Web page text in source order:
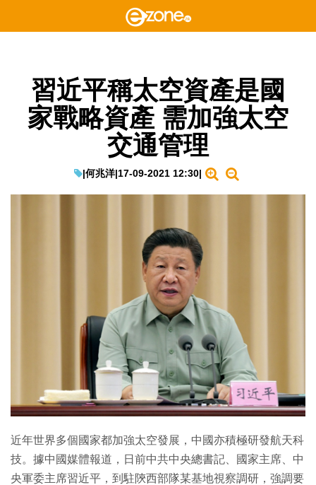
習近平稱太空資產是國
家戰略資產 需加強太空
交通管理
|何兆洋|17-09-2021 12:30|
近年世界多個國家都加強太空發展，中國亦積極研發航天科
技。據中國媒體報道，日前中共中央總書記、國家主席、中
央軍委主席習近平，到駐陝西部隊某基地視察調研，強調要